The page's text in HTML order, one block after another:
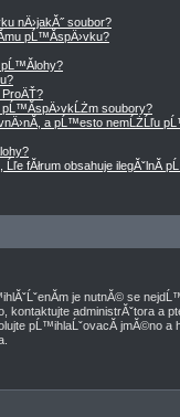
nÄ›jakĂ˝ soubor?
pĹ™Ă­spÄ›vku?
pĹ™Ă­lohy?
soubory?
a pĹ™esto nemĹŻĹľu
fĂłrum obsahuje ilegĂˇlnĂ­
je nutnĂ© se
kontaktujte administrĂˇtora a
pĹ™ihlaĹˇovacĂ­ jmĂ©no a